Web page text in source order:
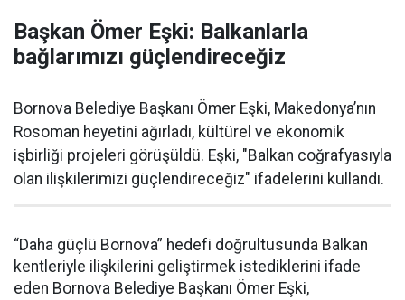
Başkan Ömer Eşki: Balkanlarla
bağlarımızı güçlendireceğiz
Bornova Belediye Başkanı Ömer Eşki, Makedonya’nın
Rosoman heyetini ağırladı, kültürel ve ekonomik
işbirliği projeleri görüşüldü. Eşki, "Balkan coğrafyasıyla
olan ilişkilerimizi güçlendireceğiz" ifadelerini kullandı.
“Daha güçlü Bornova” hedefi doğrultusunda Balkan
kentleriyle ilişkilerini geliştirmek istediklerini ifade
eden Bornova Belediye Başkanı Ömer Eşki,